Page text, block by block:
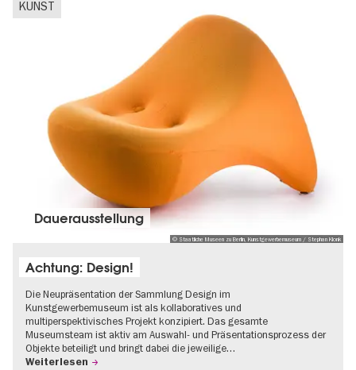
KUNST
© Staatliche Museen zu Berlin, Kunstgewerbemuseum / Stephan Klonk
Dauer­aus­stel­lung
Achtung: Design!
Die Neupräsentation der Sammlung Design im
Kunstgewerbemuseum ist als kollaboratives und
multiperspektivisches Projekt konzipiert. Das gesamte
Museumsteam ist aktiv am Auswahl- und Präsentationsprozess der
Objekte beteiligt und bringt dabei die jeweilige…
Weiterlesen